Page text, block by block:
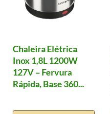
Chaleira Elétrica
Inox 1,8L 1200W
127V – Fervura
Rápida, Base 360...